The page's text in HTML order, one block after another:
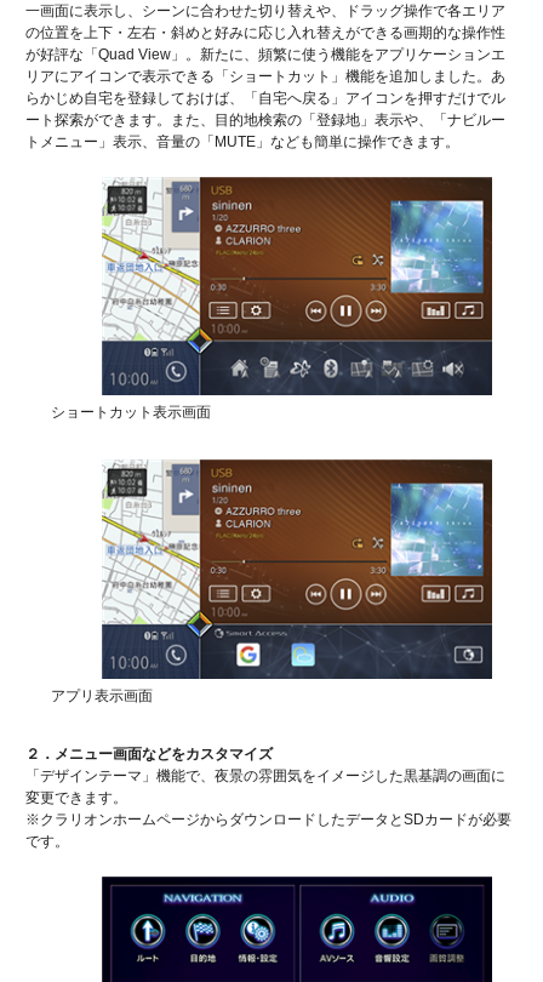
一画面に表示し、シーンに合わせた切り替えや、ドラッグ操作で各エリア
の位置を上下・左右・斜めと好みに応じ入れ替えができる画期的な操作性
が好評な「Quad View」。新たに、頻繁に使う機能をアプリケーションエ
リアにアイコンで表示できる「ショートカット」機能を追加しました。あ
らかじめ自宅を登録しておけば、「自宅へ戻る」アイコンを押すだけでル
ート探索ができます。また、目的地検索の「登録地」表示や、「ナビルー
トメニュー」表示、音量の「MUTE」なども簡単に操作できます。
ショートカット表示画面
アプリ表示画面
２．メニュー画面などをカスタマイズ
「デザインテーマ」機能で、夜景の雰囲気をイメージした黒基調の画面に
変更できます。
※クラリオンホームページからダウンロードしたデータとSDカードが必要
です。